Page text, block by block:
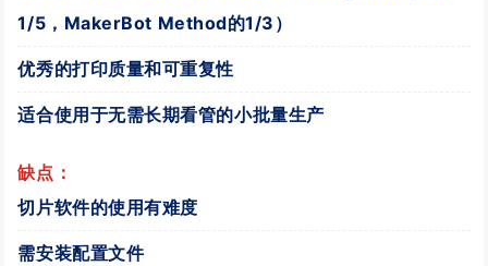
1/5，MakerBot Method的1/3）
优秀的打印质量和可重复性
适合使用于无需长期看管的小批量生产
缺点：
切片软件的使用有难度
需安装配置文件